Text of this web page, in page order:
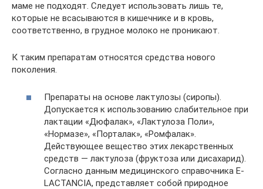
маме не подходят. Следует использовать лишь те,
которые не всасываются в кишечнике и в кровь,
соответственно, в грудное молоко не проникают.
К таким препаратам относятся средства нового
поколения.
Препараты на основе лактулозы (сиропы).
Допускается к использованию слабительное при
лактации «Дюфалак», «Лактулоза Поли»,
«Нормазе», «Порталак», «Ромфалак».
Действующее вещество этих лекарственных
средств — лактулоза (фруктоза или дисахарид).
Согласно данным медицинского справочника E-
LACTANCIA, представляет собой природное